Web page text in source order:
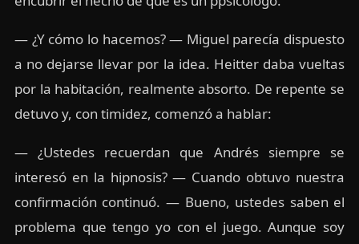
— ¿Y cómo lo hacemos? — Miguel parecía dispuesto
a no dejarse llevar por la idea. Heitter daba vueltas
por la habitación, realmente absorto. De repente se
detuvo y, con timidez, comenzó a hablar:
— ¿Ustedes recuerdan que Andrés siempre se
interesó en la hipnosis? — Cuando obtuvo nuestra
confirmación continuó. — Bueno, ustedes saben el
problema que tengo yo con el juego. Aunque soy